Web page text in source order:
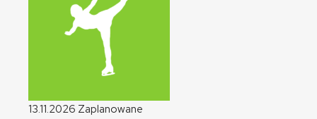
13.11.2026 Zaplanowane